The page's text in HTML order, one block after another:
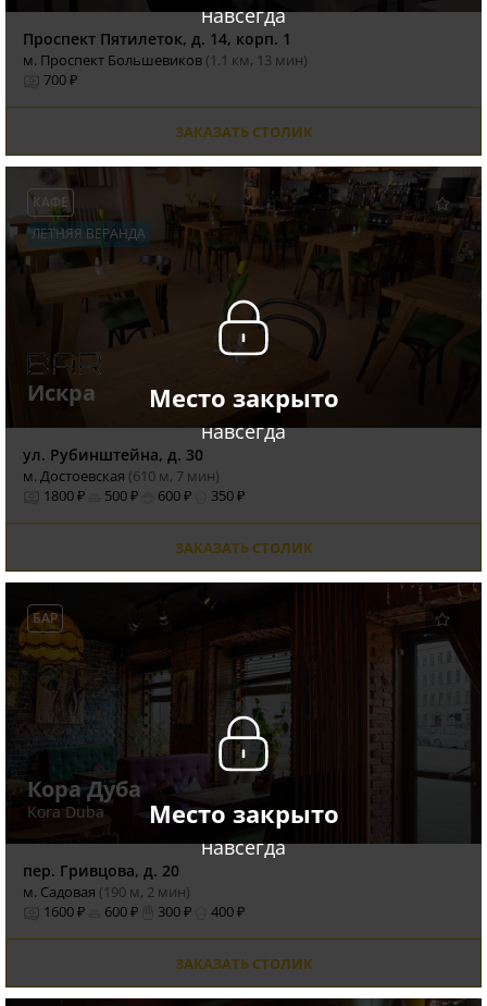
навсегда
Проспект Пятилеток, д. 14, корп. 1
м. Проспект Большевиков (1.1 км, 13 мин)
700 ₽
ЗАКАЗАТЬ СТОЛИК
Место закрыто
навсегда
КАФЕ
ЛЕТНЯЯ ВЕРАНДА
Искра
ул. Рубинштейна, д. 30
м. Достоевская (610 м, 7 мин)
1800 ₽
500 ₽ 600 ₽ 350 ₽
ЗАКАЗАТЬ СТОЛИК
Место закрыто
навсегда
БАР
Кора Дуба
Kora Duba
пер. Гривцова, д. 20
м. Садовая (190 м, 2 мин)
1600 ₽
600 ₽ 300 ₽ 400 ₽
ЗАКАЗАТЬ СТОЛИК